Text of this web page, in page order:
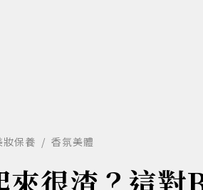
妝保養 香氛美體
來很渣？這